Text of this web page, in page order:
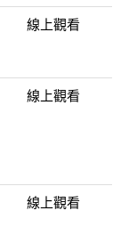
線上觀看
線上觀看
線上觀看